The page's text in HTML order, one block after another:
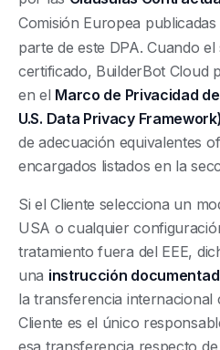
Comisión Europea publicadas
parte de este DPA. Cuando
certificado, BuilderBot Cloud
en el Marco de Privacidad de
U.S. Data Privacy Framework)
de adecuación equivalentes
encargados listados en la
Si el Cliente selecciona un
USA o cualquier
tratamiento fuera del EEE,
una instrucción
la transferencia internacional
Cliente es el único
esa transferencia respecto